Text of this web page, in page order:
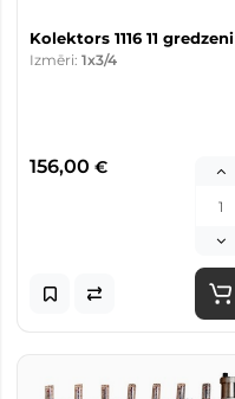
Kolektors 1116 11 gredzeni
Izmēri: 1x3/4
156,00 €